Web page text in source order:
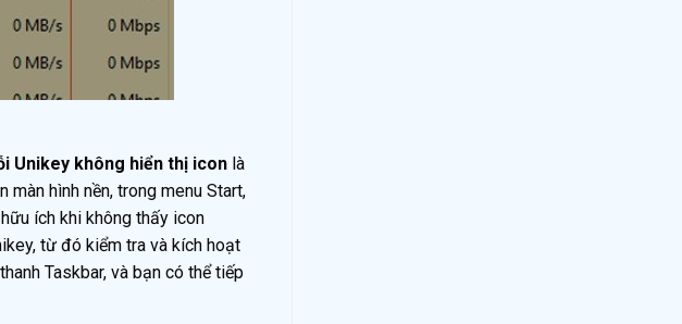
Unikey không hiển thị icon là
hình nền, trong menu Start,
ích khi không thấy icon
từ đó kiểm tra và kích hoạt
Taskbar, và bạn có thể tiếp